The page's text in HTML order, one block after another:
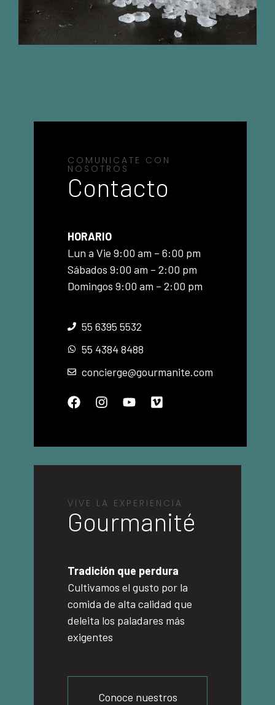
COMUNICATE CON
NOSOTROS
Contacto
HORARIO
Lun a Vie 9:00 am – 6:00 pm
Sábados 9:00 am – 2:00 pm
Domingos 9:00 am – 2:00 pm
55 6395 5532
55 4384 8488
concierge@gourmanite.com
VIVE LA EXPERIENCIA
Gourmanité
Tradición que perdura
Cultivamos el gusto por la
comida de alta calidad que
deleita los paladares más
exigentes
Conoce nuestros